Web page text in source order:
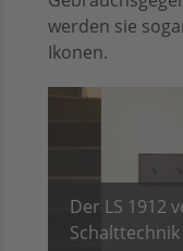
werden sie
Ikonen.
Der LS 1912